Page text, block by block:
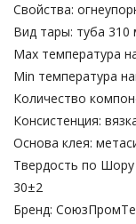
Свойства:
Вид тары: туба 310
Max температура
Min температура
Количество
Консистенция:
Основа клея:
Твердость по
30±2
Бренд: